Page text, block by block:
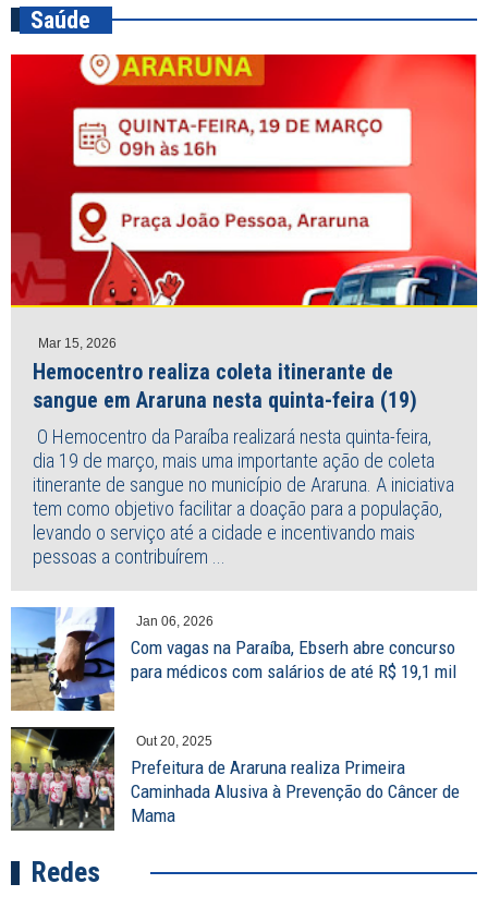
Saúde
Mar 15, 2026
Hemocentro realiza coleta itinerante de
sangue em Araruna nesta quinta-feira (19)
O Hemocentro da Paraíba realizará nesta quinta-feira,
dia 19 de março, mais uma importante ação de coleta
itinerante de sangue no município de Araruna. A iniciativa
tem como objetivo facilitar a doação para a população,
levando o serviço até a cidade e incentivando mais
pessoas a contribuírem ...
Jan 06, 2026
Com vagas na Paraíba, Ebserh abre concurso
para médicos com salários de até R$ 19,1 mil
Out 20, 2025
Prefeitura de Araruna realiza Primeira
Caminhada Alusiva à Prevenção do Câncer de
Mama
Redes